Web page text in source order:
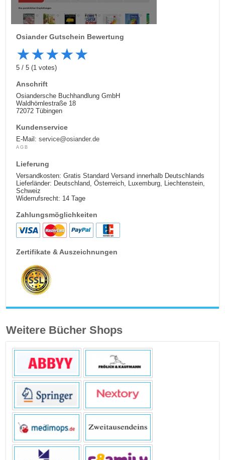
OsianderGutschein Bewertung
★★★★★
5/5 (1 votes)
Anschrift
Osiandersche Buchhandlung GmbH
Waldhörnlestraße 18
72072 Tübingen
Kundenservice
E-Mail:service@osiander.de
AGB
Lieferung
Versandkosten: Gratis Standard Versand innerhalb Deutschlands
Lieferländer: Deutschland, Österreich, Luxemburg, Liechtenstein,
Schweiz
Widerrufsrecht: 14 Tage
Zahlungsmöglichkeiten
Zertifikate & Auszeichnungen
Weitere Bücher Shops